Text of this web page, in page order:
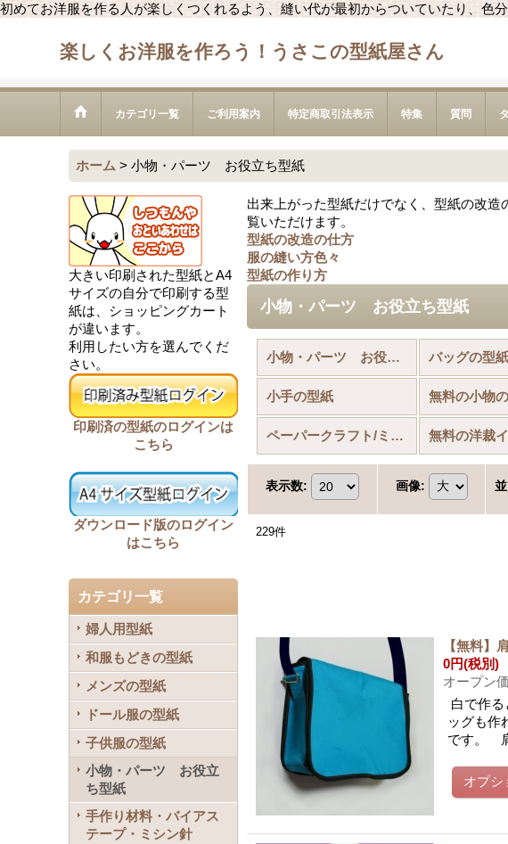
初めてお洋服を作る人が楽しくつくれるよう、縫い代が最初からついていたり、
楽しくお洋服を作ろう！うさこの型紙屋さん
カテゴリ一覧 ご利用案内 特定商取引法表示 特集 質問
ホーム > 小物・パーツ お役立ち型紙
大きい印刷された型紙とA4
サイズの自分で印刷する型
紙は、ショッピングカート
が違います。
利用したい方を選んでくだ
さい。
印刷済の型紙のログインは
こちら
ダウンロード版のログイン
はこちら
カテゴリ一覧
婦人用型紙
和服もどきの型紙
メンズの型紙
ドール服の型紙
子供服の型紙
小物・パーツ お役立
ち型紙
手作り材料・バイアス
テープ・ミシン針
出来上がった型紙だけでなく、型紙の改
覧いただけます。
型紙の改造の仕方
服の縫い方色々
型紙の作り方
小物・パーツ お役立ち型紙
小物・パーツ お役立ち型紙 (全商品) バッグの型紙
小手の型紙 無料の小物
ペーパークラフト/ミニチュア背景(書き割り) 無料の洋裁
表示数: 画像:
229件
【無料】
0円(税別)
オープン
白で作
ッグも作
です。